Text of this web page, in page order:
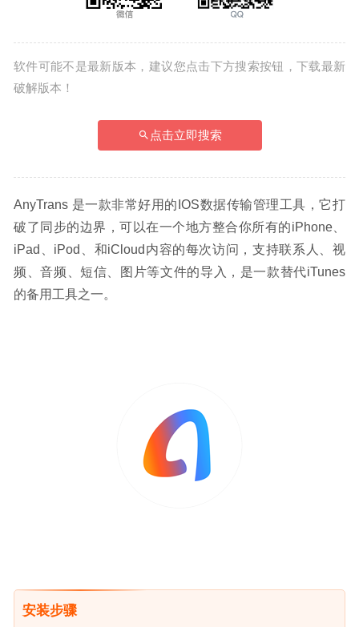
软件可能不是最新版本，建议您点击下方搜索按钮，下载最新
破解版本！
点击立即搜索
AnyTrans 是一款非常好用的IOS数据传输管理工具，它打
破了同步的边界，可以在一个地方整合你所有的iPhone、
iPad、iPod、和iCloud内容的每次访问，支持联系人、视
频、音频、短信、图片等文件的导入，是一款替代iTunes
的备用工具之一。
安装步骤